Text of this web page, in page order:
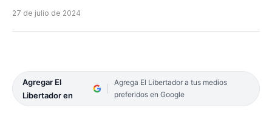
27 de julio de 2024
Agregar El
Libertador en
Agrega El Libertador a tus medios
preferidos en Google